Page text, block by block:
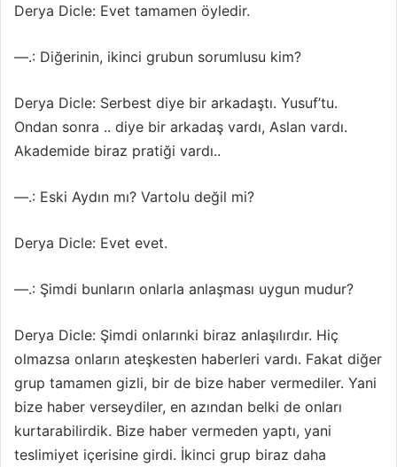
Derya Dicle: Evet tamamen öyledir.
—.: Diğerinin, ikinci grubun sorumlusu kim?
Derya Dicle: Serbest diye bir arkadaştı. Yusuf’tu.
Ondan sonra .. diye bir arkadaş vardı, Aslan vardı.
Akademide biraz pratiği vardı..
—.: Eski Aydın mı? Vartolu değil mi?
Derya Dicle: Evet evet.
—.: Şimdi bunların onlarla anlaşması uygun mudur?
Derya Dicle: Şimdi onlarınki biraz anlaşılırdır. Hiç
olmazsa onların ateşkesten haberleri vardı. Fakat diğer
grup tamamen gizli, bir de bize haber vermediler. Yani
bize haber verseydiler, en azından belki de onları
kurtarabilirdik. Bize haber vermeden yaptı, yani
teslimiyet içerisine girdi. İkinci grup biraz daha